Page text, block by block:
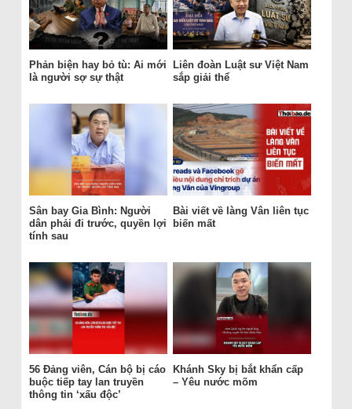
Phản biện hay bỏ tù: Ai mới
là người sợ sự thật
Liên đoàn Luật sư Việt Nam
sắp giải thể
Sân bay Gia Bình: Người
dân phải đi trước, quyền lợi
tính sau
Bài viết về làng Vân liên tục
biến mất
56 Đảng viên, Cán bộ bị cáo
buộc tiếp tay lan truyền
thông tin ‘xấu độc’
Khánh Sky bị bắt khẩn cấp
– Yêu nước mõm